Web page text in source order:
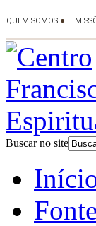
Buscar no site